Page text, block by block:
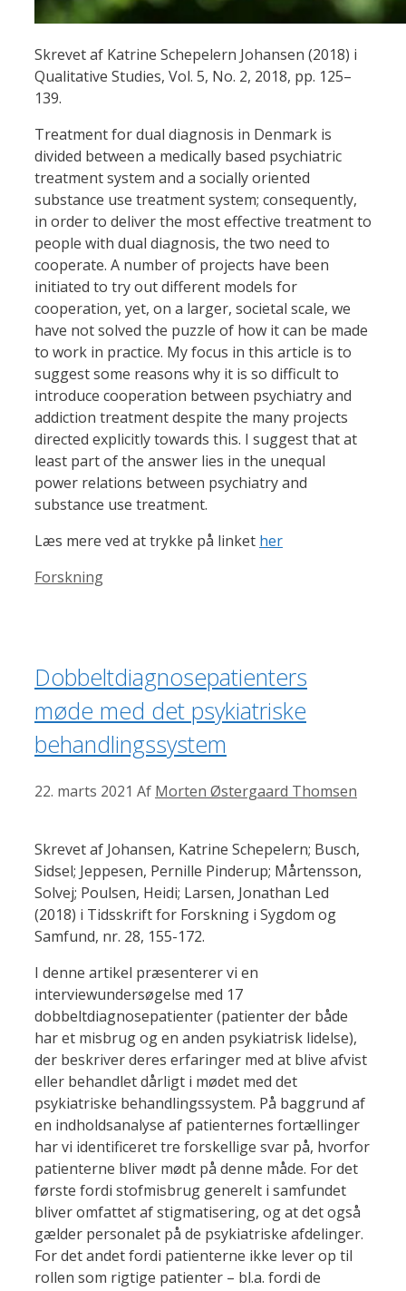
Skrevet af Katrine Schepelern Johansen (2018) i
Qualitative Studies, Vol. 5, No. 2, 2018, pp. 125–
139.
Treatment for dual diagnosis in Denmark is
divided between a medically based psychiatric
treatment system and a socially oriented
substance use treatment system; consequently,
in order to deliver the most effective treatment to
people with dual diagnosis, the two need to
cooperate. A number of projects have been
initiated to try out different models for
cooperation, yet, on a larger, societal scale, we
have not solved the puzzle of how it can be made
to work in practice. My focus in this article is to
suggest some reasons why it is so difficult to
introduce cooperation between psychiatry and
addiction treatment despite the many projects
directed explicitly towards this. I suggest that at
least part of the answer lies in the unequal
power relations between psychiatry and
substance use treatment.
Læs mere ved at trykke på linket her
Kategorier
Forskning
Dobbeltdiagnosepatienters
møde med det psykiatriske
behandlingssystem
22. marts 2021 Af Morten Østergaard Thomsen
Skrevet af Johansen, Katrine Schepelern; Busch,
Sidsel; Jeppesen, Pernille Pinderup; Mårtensson,
Solvej; Poulsen, Heidi; Larsen, Jonathan Led
(2018) i Tidsskrift for Forskning i Sygdom og
Samfund, nr. 28, 155-172.
I denne artikel præsenterer vi en
interviewundersøgelse med 17
dobbeltdiagnosepatienter (patienter der både
har et misbrug og en anden psykiatrisk lidelse),
der beskriver deres erfaringer med at blive afvist
eller behandlet dårligt i mødet med det
psykiatriske behandlingssystem. På baggrund af
en indholdsanalyse af patienternes fortællinger
har vi identificeret tre forskellige svar på, hvorfor
patienterne bliver mødt på denne måde. For det
første fordi stofmisbrug generelt i samfundet
bliver omfattet af stigmatisering, og at det også
gælder personalet på de psykiatriske afdelinger.
For det andet fordi patienterne ikke lever op til
rollen som rigtige patienter – bl.a. fordi de